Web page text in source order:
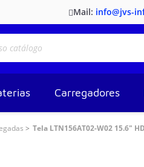
Mail: info@jvs-
Carregadores
Tela LTN156AT02-W02 15.6"